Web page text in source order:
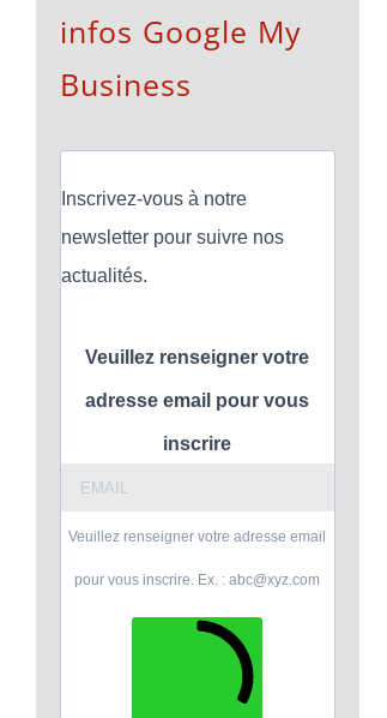
infos Google My
Business
Inscrivez-vous à notre
newsletter pour suivre nos
actualités.
Veuillez renseigner votre
adresse email pour vous
inscrire
Veuillez renseigner votre adresse email
pour vous inscrire. Ex. : abc@xyz.com